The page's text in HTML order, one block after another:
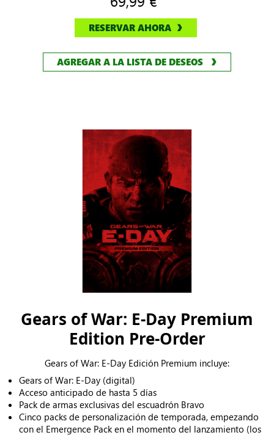
RESERVAR AHORA
AGREGAR A LA LISTA DE DESEOS
Gears of War: E-Day Premium
Edition Pre-Order
Gears of War: E-Day Edición Premium incluye:
Gears of War: E-Day (digital)
Acceso anticipado de hasta 5 días
Pack de armas exclusivas del escuadrón Bravo
Cinco packs de personalización de temporada, empezando
con el Emergence Pack en el momento del lanzamiento (los